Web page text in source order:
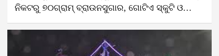
ନିକଟରୁ ୭୦ଗ୍ରାମ୍‌ ବ୍ରାଉନସୁଗାର, ଗୋଟିଏ ସ୍କୁଟି ଓ…